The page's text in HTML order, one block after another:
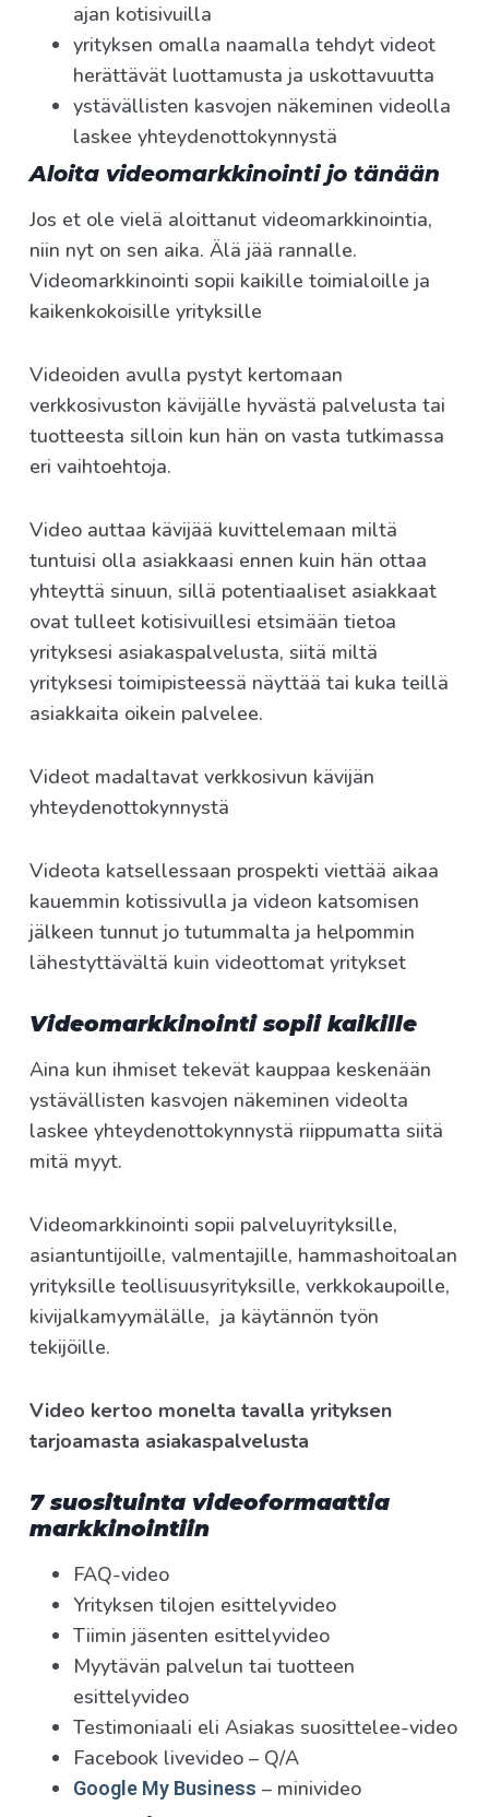
ajan kotisivuilla
yrityksen omalla naamalla tehdyt videot
herättävät luottamusta ja uskottavuutta
ystävällisten kasvojen näkeminen videolla
laskee yhteydenottokynnystä
Aloita videomarkkinointi jo tänään
Jos et ole vielä aloittanut videomarkkinointia,
niin nyt on sen aika. Älä jää rannalle.
Videomarkkinointi sopii kaikille toimialoille ja
kaikenkokoisille yrityksille
Videoiden avulla pystyt kertomaan
verkkosivuston kävijälle hyvästä palvelusta tai
tuotteesta silloin kun hän on vasta tutkimassa
eri vaihtoehtoja.
Video auttaa kävijää kuvittelemaan miltä
tuntuisi olla asiakkaasi ennen kuin hän ottaa
yhteyttä sinuun, sillä potentiaaliset asiakkaat
ovat tulleet kotisivuillesi etsimään tietoa
yrityksesi asiakaspalvelusta, siitä miltä
yrityksesi toimipisteessä näyttää tai kuka teillä
asiakkaita oikein palvelee.
Videot madaltavat verkkosivun kävijän
yhteydenottokynnystä
Videota katsellessaan prospekti viettää aikaa
kauemmin kotissivulla ja videon katsomisen
jälkeen tunnut jo tutummalta ja helpommin
lähestyttävältä kuin videottomat yritykset
Videomarkkinointi sopii kaikille
Aina kun ihmiset tekevät kauppaa keskenään
ystävällisten kasvojen näkeminen videolta
laskee yhteydenottokynnystä riippumatta siitä
mitä myyt.
Videomarkkinointi sopii palveluyrityksille,
asiantuntijoille, valmentajille, hammashoitoalan
yrityksille teollisuusyrityksille, verkkokaupoille,
kivijalkamyymälälle, ja käytännön työn
tekijöille.
Video kertoo monelta tavalla yrityksen
tarjoamasta asiakaspalvelusta
7 suosituinta videoformaattia
markkinointiin
FAQ-video
Yrityksen tilojen esittelyvideo
Tiimin jäsenten esittelyvideo
Myytävän palvelun tai tuotteen
esittelyvideo
Testimoniaali eli Asiakas suosittelee-video
Facebook livevideo – Q/A
Google My Business – minivideo